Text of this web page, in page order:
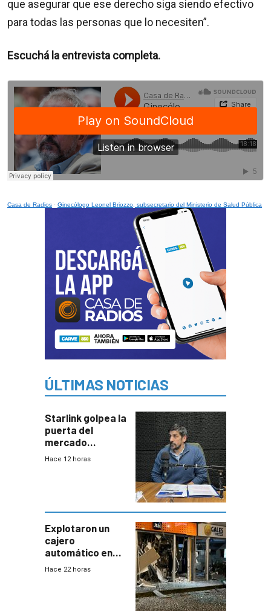
que asegurar que ese derecho siga siendo efectivo
para todas las personas que lo necesiten”.
Escuchá la entrevista completa.
Casa de Radios · Ginecólogo Leonel Briozzo, subsecretario del Ministerio de Salud Pública
ÚLTIMAS NOTICIAS
Starlink golpea la
puerta del
mercado
uruguayo y Antel
con mayor
miedo”
Hace 12 horas
Explotaron un
cajero
automático en
Parque Miramar;
Hace 22 horas